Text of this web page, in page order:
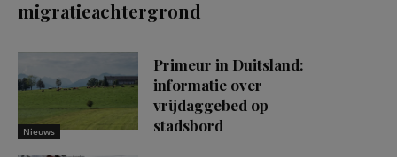
migratieachtergrond
Nieuws
Primeur in Duitsland:
informatie over
vrijdaggebed op
stadsbord